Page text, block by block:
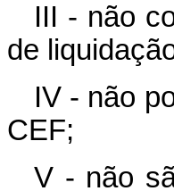
III - não
de
IV - não
CEF;
V - não